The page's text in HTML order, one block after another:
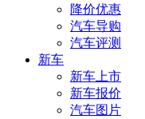
降价优惠
汽车导购
汽车评测
新车
新车上市
新车报价
汽车图片